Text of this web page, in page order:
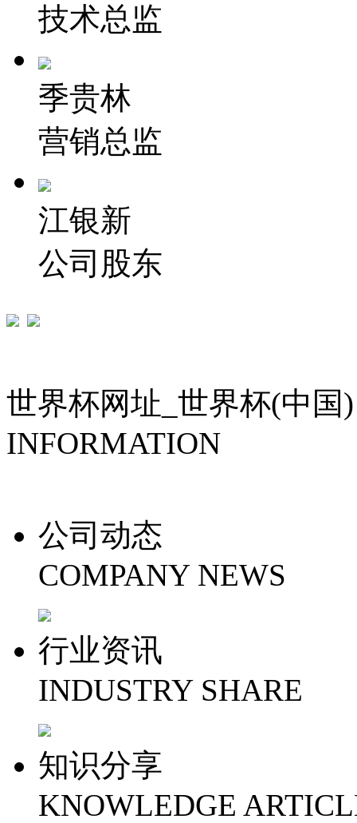
技术总监
季贵林
营销总监
江银新
公司股东
世界杯网址_世界杯(中国)
INFORMATION
公司动态
COMPANY NEWS
行业资讯
INDUSTRY SHARE
知识分享
KNOWLEDGE